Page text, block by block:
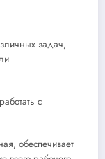
задач,
с
обеспечивает